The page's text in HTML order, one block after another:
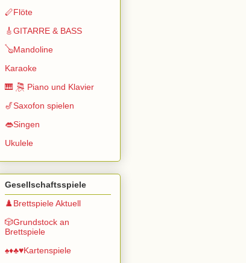
🪈Flöte
🎸GITARRE & BASS
🪕Mandoline
Karaoke
🎹 🎘 Piano und Klavier
🎷Saxofon spielen
👄Singen
Ukulele
Gesellschaftsspiele
♟️Brettspiele Aktuell
🎲Grundstock an
Brettspiele
♠️♦️♣️♥️Kartenspiele